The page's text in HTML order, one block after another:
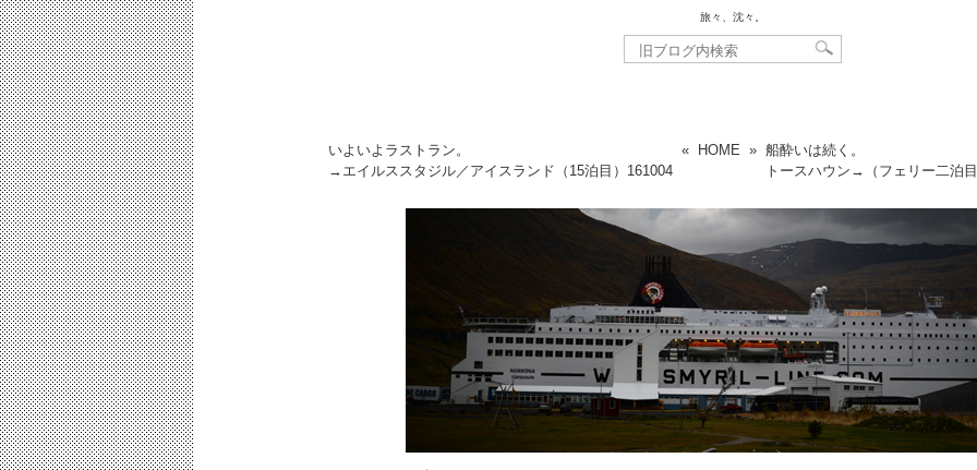
旅々、沈々。
いよいよラストラン。
→エイルススタジル／アイスランド（15泊目） 161004
« HOME » 船酔いは続く。
トースハウン→（フェリー二泊